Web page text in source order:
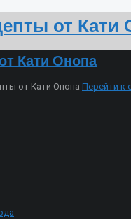
от Кати
Кати Онопа
от Кати Онопа Перейти к